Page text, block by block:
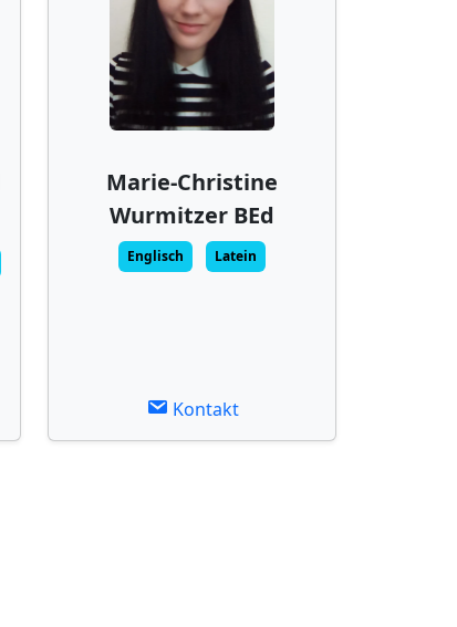
Marie-Christine
Wurmitzer BEd
Englisch Latein
Kontakt